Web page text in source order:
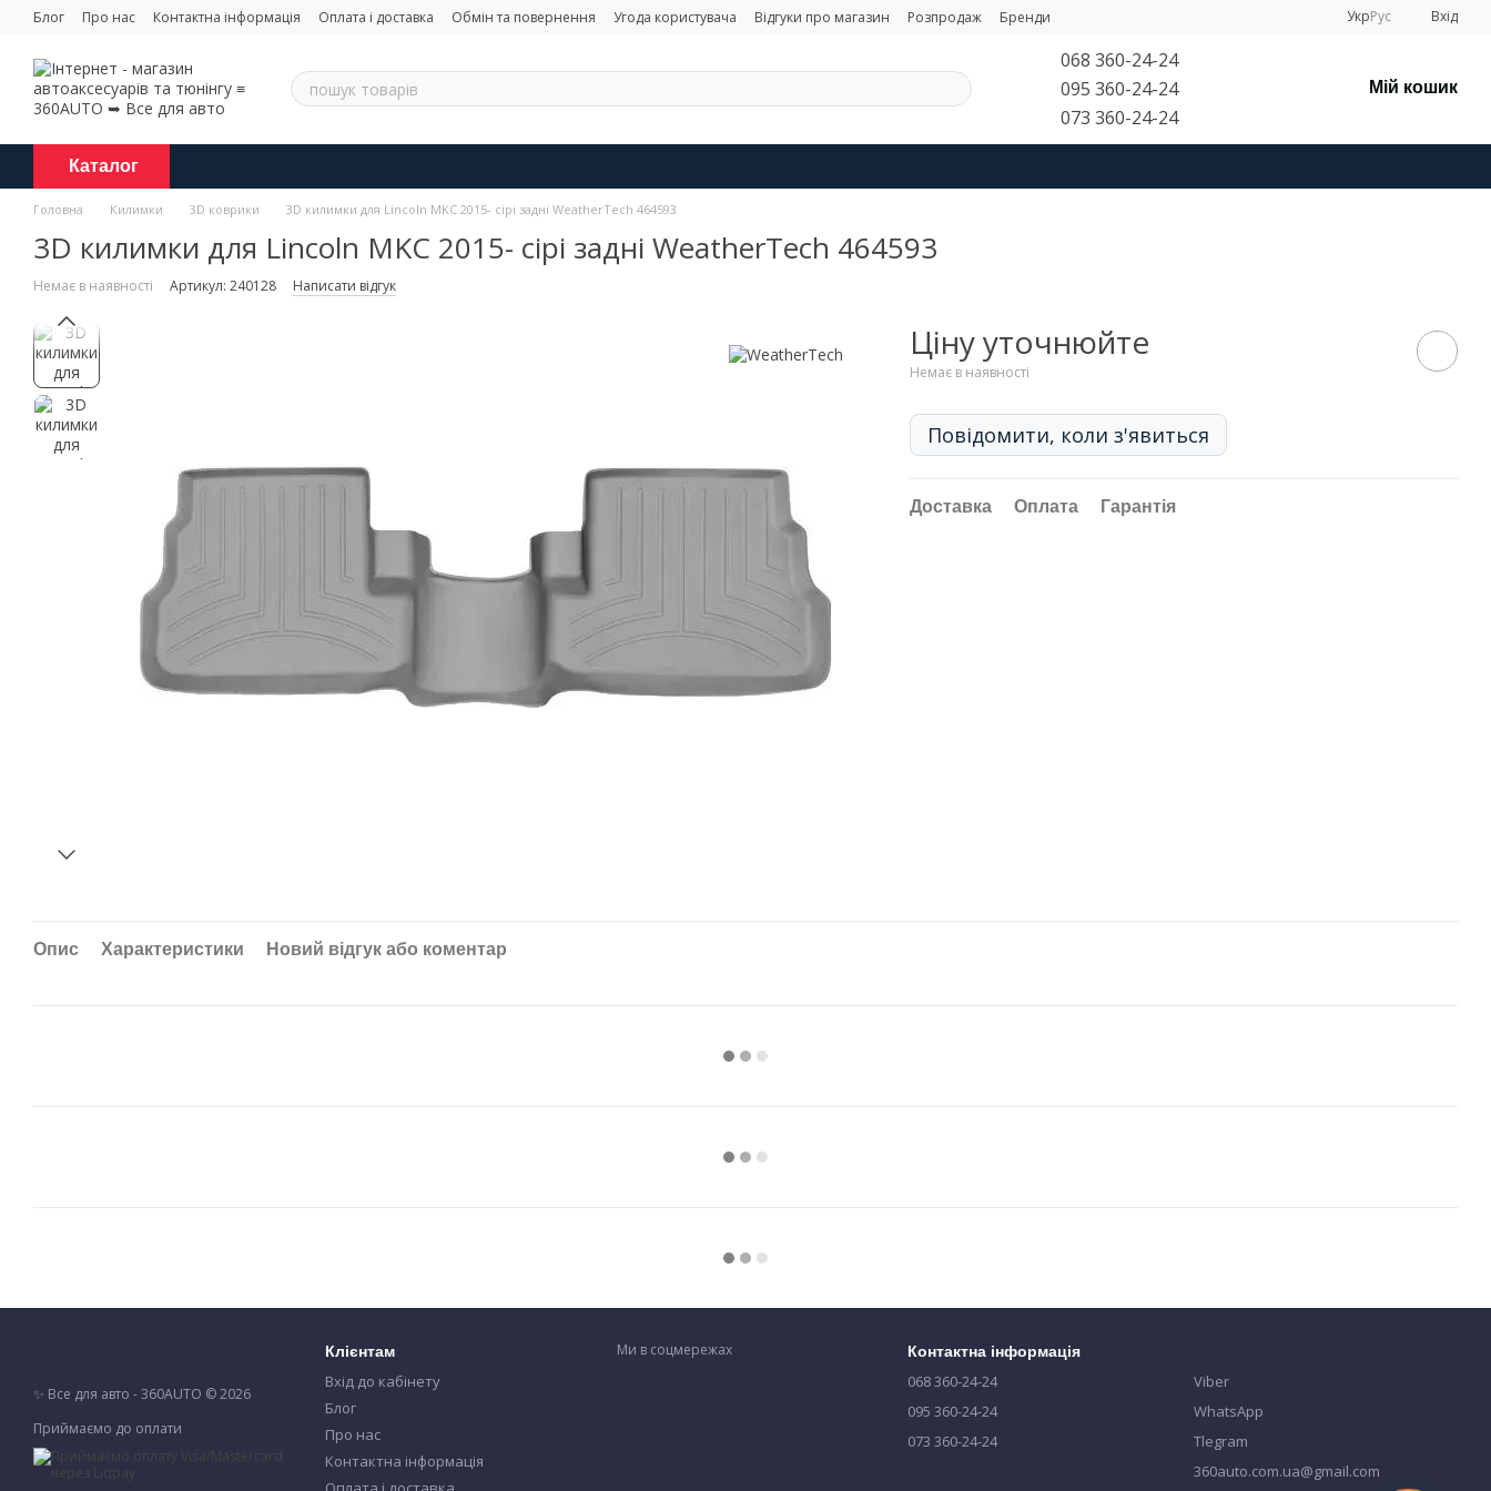
Перейти до основного контенту
Блог Про нас Контактна інформація Оплата і доставка Обмін та повернення Угода користувача Відгуки про магазин Розпродаж Бренди УкрРус Вхід
068 360-24-24
095 360-24-24
073 360-24-24
Мій кошик
Каталог
Головна Килимки 3D коврики 3D килимки для Lincoln MKC 2015- сірі задні WeatherTech 464593
3D килимки для Lincoln MKC 2015- сірі задні WeatherTech 464593
Немає в наявності Артикул: 240128 Написати відгук
Ціну уточнюйте
Немає в наявності
Повідомити, коли з'явиться
Доставка Оплата Гарантія
Опис Характеристики Новий відгук або коментар
✨ Все для авто - 360AUTO © 2026
Приймаємо до оплати
Клієнтам
Вхід до кабінету
Блог
Про нас
Контактна інформація
Ми в соцмережах Контактна інформація
068 360-24-24
095 360-24-24
073 360-24-24
Viber
WhatsApp
Tlegram
360auto.com.ua@gmail.com